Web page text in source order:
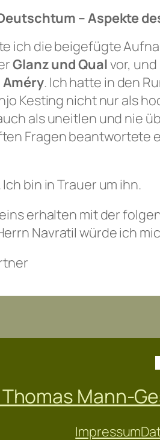
– Aspekte
ich die beigefügte
Glanz und Qualvor,
. Ich hatte in den
Kesting nicht nur als
als uneitlen und nie
Fragen beantwortete
bin in Trauer um ihn.
erhalten mit der
Navratil würde ich
Mann-
Impressum